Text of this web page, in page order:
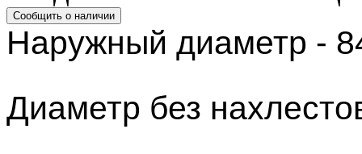
Наружный диаметр -
Диаметр без